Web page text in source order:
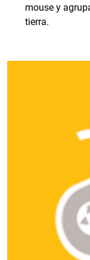
mouse y
tierra.